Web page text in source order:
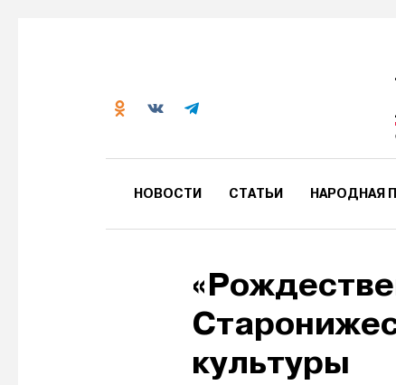
НОВОСТИ СТАТЬИ НАРОДНАЯ
культуры